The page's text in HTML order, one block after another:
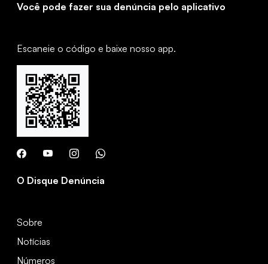
Você pode fazer sua denúncia pelo aplicativo
Escaneie o código e baixe nosso app.
O Disque Denúncia
Sobre
Notícias
Números